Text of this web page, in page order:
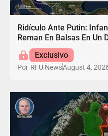
Ridículo Ante Putin:
Reman En Balsas En Un
Exclusivo
Por RFU NewsAugust 4,